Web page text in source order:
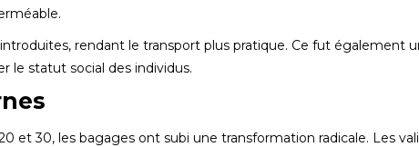
rendant le transport plus pratique. Ce fut également
le statut social des individus.
et 30, les bagages ont subi une transformation radicale. Les